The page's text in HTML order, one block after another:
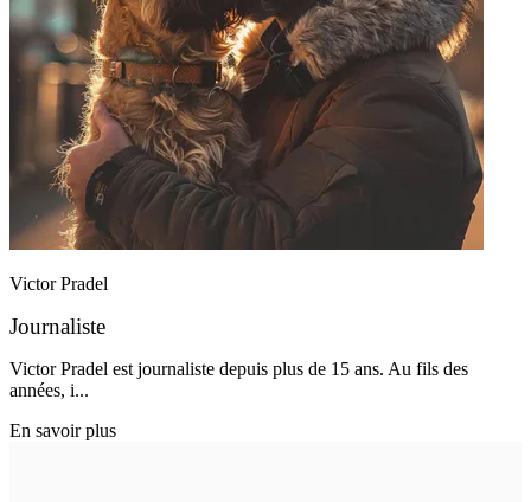
Victor Pradel
Journaliste
Victor Pradel est journaliste depuis plus de 15 ans. Au fils des
années, i...
En savoir plus